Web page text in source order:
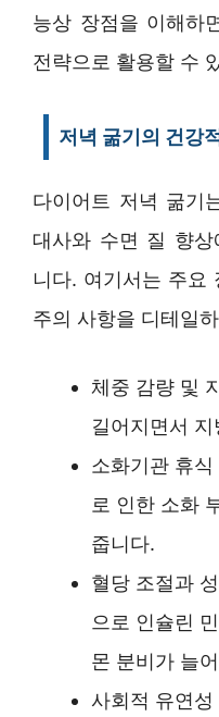
능상 장점을 이해하
전략으로 활용할 수
저녁 굶기의 건강
다이어트 저녁 굶기
대사와 수면 질 향
니다. 여기서는 주요
주의 사항을 디테일
체중 감량 및
길어지면서
소화기관 휴
로 인한 소화
줍니다.
혈당 조절과
으로 인슐린
몬 분비가 늘
사회적 유연